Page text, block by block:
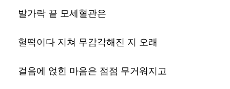
발가락 끝 모세혈관은
헐떡이다 지쳐 무감각해진 지 오래
걸음에 얹힌 마음은 점점 무거워지고